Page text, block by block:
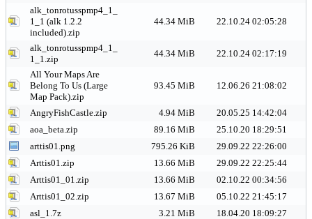
alk_tonrotusspmp4_1_
1_1 (alk 1.2.2
included).zip
44.34 MiB 22.10.24 02:05:28
alk_tonrotusspmp4_1_
1_1.zip
44.34 MiB
22.10.24 02:17:19
All Your Maps Are
Belong To Us (Large
Map Pack).zip
93.45 MiB 12.06.26 21:08:02
AngryFishCastle.zip 4.94 MiB
20.05.25 14:42:04
aoa_beta.zip
89.16 MiB
25.10.20 18:29:51
arttis01.png
795.26 KiB
29.09.22 22:26:00
Arttis01.zip
13.66 MiB
29.09.22 22:25:44
Arttis01_01.zip
13.66 MiB
02.10.22 00:34:56
Arttis01_02.zip
13.67 MiB
05.10.22 21:45:17
asl_1.7z
3.21 MiB
18.04.20 18:09:27